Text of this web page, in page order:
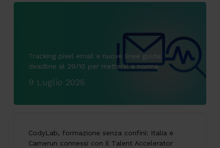
Tracking pixel email e nuove linee guida:
deadline al 29/10 per mettersi a norma
9 Luglio 2026
CodyLab, formazione senza confini: Italia e
Camerun connessi con il Talent Accelerator